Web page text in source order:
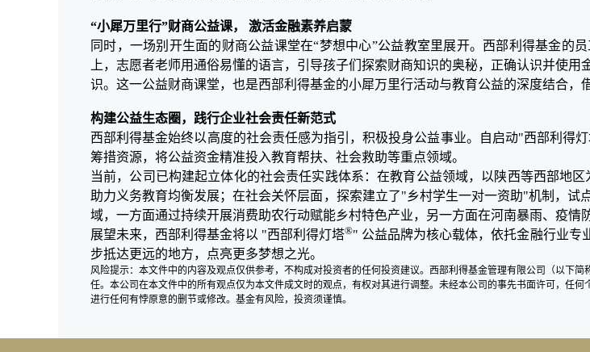
“小犀万里行”财商公益课， 激活金融素养启蒙
同时，一场别开生面的财商公益课堂在“梦想中心”公益教室里展开。西部利得基金的
上，志愿者老师用通俗易懂的语言，引导孩子们探索财商知识的奥秘，正确认识并使
识。这一公益财商课堂，也是西部利得基金的小犀万里行活动与教育公益的深度结合，
构建公益生态圈，践行企业社会责任新范式
西部利得基金始终以高度的社会责任感为指引，积极投身公益事业。自启动"西部利得
筹措资源，将公益资金精准投入教育帮扶、社会救助等重点领域。
当前，公司已构建起立体化的社会责任实践体系：在教育公益领域，以陕西等西部地区
助力义务教育均衡发展；在社会关怀层面，探索建立了"乡村学生一对一资助"机制，
域，一方面通过持续开展消费助农行动赋能乡村特色产业，另一方面在河南暴雨、疫情
展望未来，西部利得基金将以 "西部利得灯塔®" 公益品牌为核心载体，依托金融行业专
步抵达更远的地方，点亮更多梦想之光。
风险提示：本文件中的内容及观点仅供参考，不构成对投资者的任何投资建议。西部利得基金管理有限公司（以下简
任。本公司在本文件中的所有观点仅为本文件成文时的观点，有权对其进行调整。未经本公司的事先书面许可，任
进行任何有悖原意的删节或修改。基金有风险，投资须谨慎。